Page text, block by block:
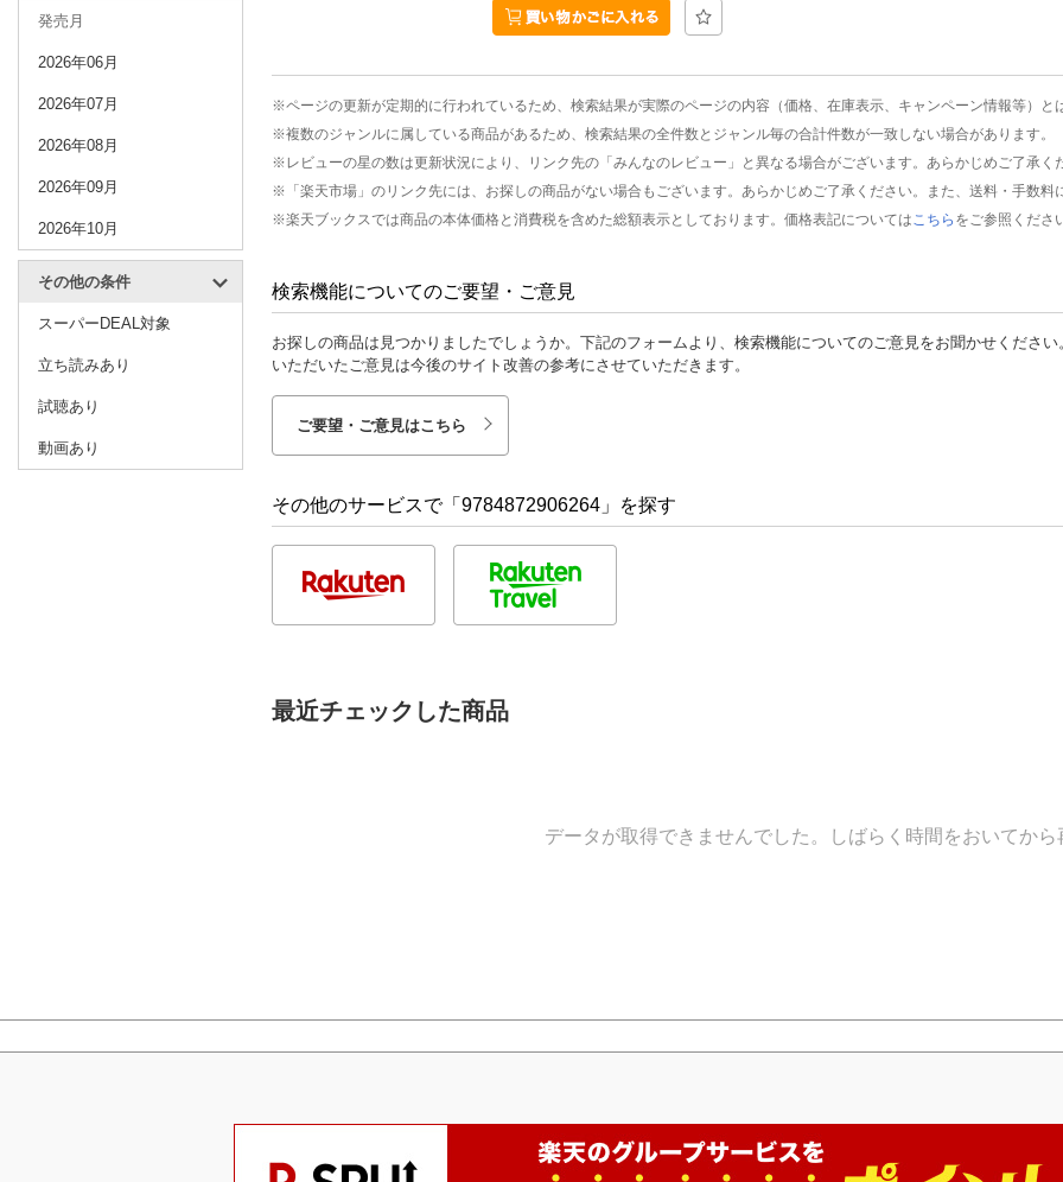
発売月
2026年06月
2026年07月
2026年08月
2026年09月
2026年10月
その他の条件
スーパーDEAL対象
立ち読みあり
試聴あり
動画あり
※ページの更新が定期的に行われているため、検索結果が実際のページの内容（価格、在庫表示、キャンペーン情報等）と
※複数のジャンルに属している商品があるため、検索結果の全件数とジャンル毎の合計件数が一致しない場合があります。
※レビューの星の数は更新状況により、リンク先の「みんなのレビュー」と異なる場合がございます。あらかじめご了承く
※「楽天市場」のリンク先には、お探しの商品がない場合もございます。あらかじめご了承ください。また、送料・手数料
※楽天ブックスでは商品の本体価格と消費税を含めた総額表示としております。価格表記については こちら をご参照くださ
検索機能についてのご要望・ご意見
お探しの商品は見つかりましたでしょうか。下記のフォームより、検索機能についてのご意見をお聞かせください
いただいたご意見は今後のサイト改善の参考にさせていただきます。
ご要望・ご意見はこちら
その他のサービスで「9784872906264」を探す
最近チェックした商品
データが取得できませんでした。しばらく時間をおいてから